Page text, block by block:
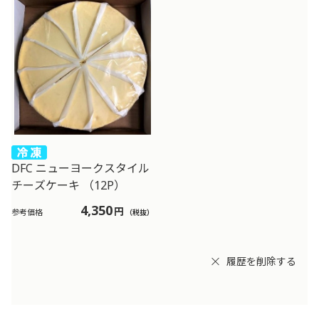
DFC ニューヨークスタイル
チーズケーキ （12P）
参考価格 4,350円 （税抜）
履歴を削除する